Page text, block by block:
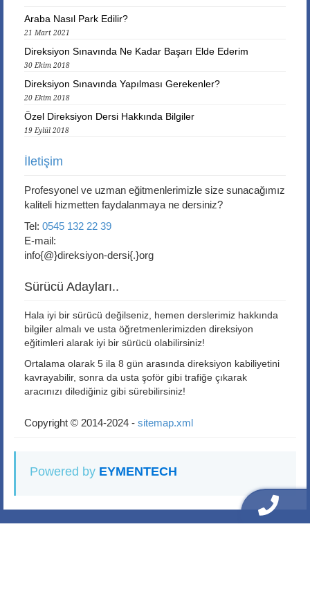
Araba Nasıl Park Edilir?
21 Mart 2021
Direksiyon Sınavında Ne Kadar Başarı Elde Ederim
30 Ekim 2018
Direksiyon Sınavında Yapılması Gerekenler?
20 Ekim 2018
Özel Direksiyon Dersi Hakkında Bilgiler
19 Eylül 2018
İletişim
Profesyonel ve uzman eğitmenlerimizle size sunacağımız
kaliteli hizmetten faydalanmaya ne dersiniz?
Tel: 0545 132 22 39
E-mail:
info{@}direksiyon-dersi{.}org
Sürücü Adayları..
Hala iyi bir sürücü değilseniz, hemen derslerimiz hakkında
bilgiler almalı ve usta öğretmenlerimizden direksiyon
eğitimleri alarak iyi bir sürücü olabilirsiniz!
Ortalama olarak 5 ila 8 gün arasında direksiyon kabiliyetini
kavrayabilir, sonra da usta şoför gibi trafiğe çıkarak
aracınızı dilediğiniz gibi sürebilirsiniz!
Copyright © 2014-2024 - sitemap.xml
Powered by EYMENTECH